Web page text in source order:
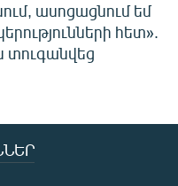
ասոցացնում եմ
հետ».
տուգանվեց